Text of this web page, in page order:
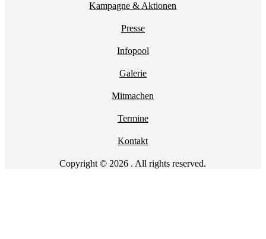
Kampagne & Aktionen
Presse
Infopool
Galerie
Mitmachen
Termine
Kontakt
Copyright © 2026 . All rights reserved.